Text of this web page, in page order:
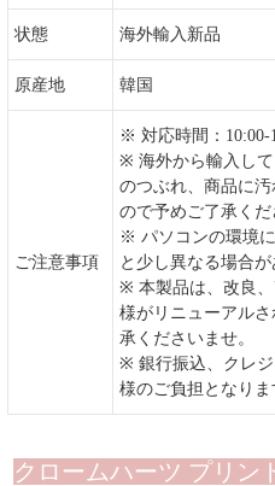
状態 海外輸入新品
原産地 韓国
ご注意事項
※ 対応時間：
※ 海外から輸入し
のつぶれ、商品に
ので予めご了承くだ
※ パソコンの環境
と少し異なる場合が
※ 本製品は、改良
様がリニューアル
承くださいませ。
※ 銀行振込、クレ
様のご負担となりま
クロームハーツ プリン